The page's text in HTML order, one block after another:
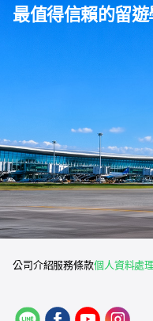
最值得信賴的留
公司介紹服務條款個人資料處
L
f
y